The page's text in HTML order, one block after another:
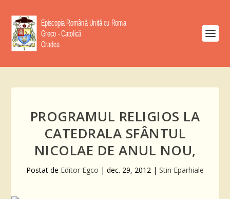
PROGRAMUL RELIGIOS LA
CATEDRALA SFÂNTUL
NICOLAE DE ANUL NOU,
Postat de Editor Egco | dec. 29, 2012 | Stiri Eparhiale